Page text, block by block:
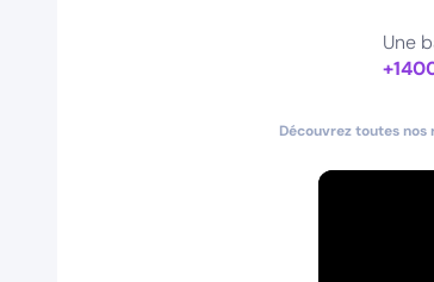
Une
Découvrez toutes